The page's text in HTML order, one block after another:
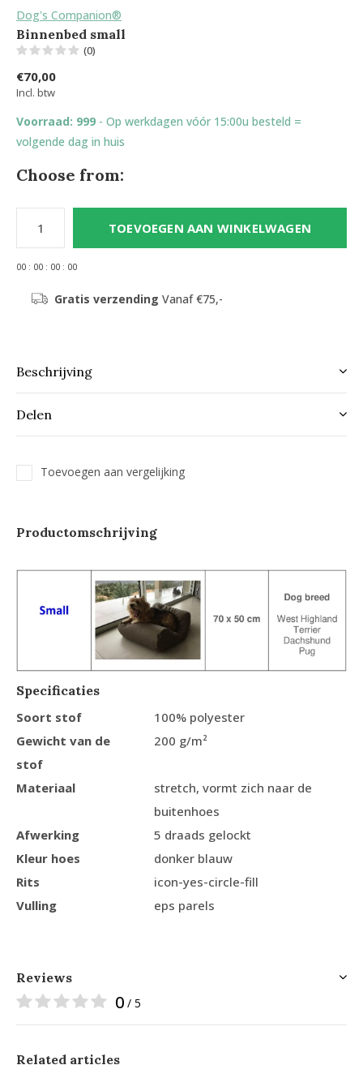
Dog's Companion®
Binnenbed small
(0)
€70,00
Incl. btw
Voorraad: 999 - Op werkdagen vóór 15:00u besteld =
volgende dag in huis
Choose from:
TOEVOEGEN AAN WINKELWAGEN
00 : 00 : 00 : 00
Gratis verzending Vanaf €75,-
Beschrijving
Delen
Toevoegen aan vergelijking
Productomschrijving
Specificaties
Soort stof
100% polyester
Gewicht van de
stof
200 g/m²
Materiaal
stretch, vormt zich naar de
buitenhoes
Afwerking
5 draads gelockt
Kleur hoes
donker blauw
Rits
icon-yes-circle-fill
Vulling
eps parels
Reviews
0 / 5
Related articles